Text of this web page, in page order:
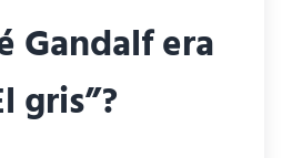
Gandalf era
gris”?